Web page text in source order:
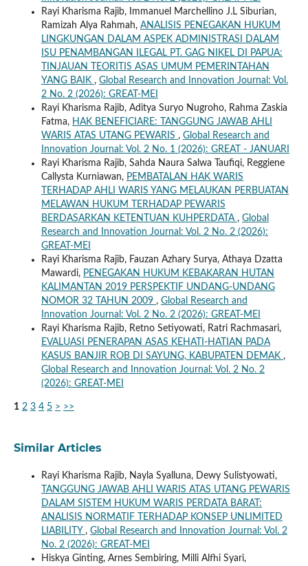
Rayi Kharisma Rajib, Immanuel Marchellino J.L Siburian,
Ramizah Alya Rahmah, ANALISIS PENEGAKAN HUKUM
LINGKUNGAN DALAM ASPEK ADMINISTRASI DALAM
ISU PENAMBANGAN ILEGAL PT. GAG NIKEL DI PAPUA:
TINJAUAN TEORITIS ASAS UMUM PEMERINTAHAN
YANG BAIK , Global Research and Innovation Journal: Vol.
2 No. 2 (2026): GREAT-MEI
Rayi Kharisma Rajib, Aditya Suryo Nugroho, Rahma Zaskia
Fatma, HAK BENEFICIARE: TANGGUNG JAWAB AHLI
WARIS ATAS UTANG PEWARIS , Global Research and
Innovation Journal: Vol. 2 No. 1 (2026): GREAT - JANUARI
Rayi Kharisma Rajib, Sahda Naura Salwa Taufiqi, Reggiene
Callysta Kurniawan, PEMBATALAN HAK WARIS
TERHADAP AHLI WARIS YANG MELAUKAN PERBUATAN
MELAWAN HUKUM TERHADAP PEWARIS
BERDASARKAN KETENTUAN KUHPERDATA , Global
Research and Innovation Journal: Vol. 2 No. 2 (2026):
GREAT-MEI
Rayi Kharisma Rajib, Fauzan Azhary Surya, Athaya Dzatta
Mawardi, PENEGAKAN HUKUM KEBAKARAN HUTAN
KALIMANTAN 2019 PERSPEKTIF UNDANG-UNDANG
NOMOR 32 TAHUN 2009 , Global Research and
Innovation Journal: Vol. 2 No. 2 (2026): GREAT-MEI
Rayi Kharisma Rajib, Retno Setiyowati, Ratri Rachmasari,
EVALUASI PENERAPAN ASAS KEHATI-HATIAN PADA
KASUS BANJIR ROB DI SAYUNG, KABUPATEN DEMAK ,
Global Research and Innovation Journal: Vol. 2 No. 2
(2026): GREAT-MEI
1 2 3 4 5 > >>
Similar Articles
Rayi Kharisma Rajib, Nayla Syalluna, Dewy Sulistyowati,
TANGGUNG JAWAB AHLI WARIS ATAS UTANG PEWARIS
DALAM SISTEM HUKUM WARIS PERDATA BARAT:
ANALISIS NORMATIF TERHADAP KONSEP UNLIMITED
LIABILITY , Global Research and Innovation Journal: Vol. 2
No. 2 (2026): GREAT-MEI
Hiskya Ginting, Arnes Sembiring, Milli Alfhi Syari,